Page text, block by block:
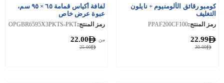
كومبو رقائق الألومنيوم + نايلون
التغليف
رمز المنتج:PPAF200CF100
30.00
22.99
لفافة أكياس قمامة ٦٥ × ٩٥ سم،
عبوة عرض خاص
رمز المنتج:OPGBR6595X3PKTS-PKT
25.00
من 22.00